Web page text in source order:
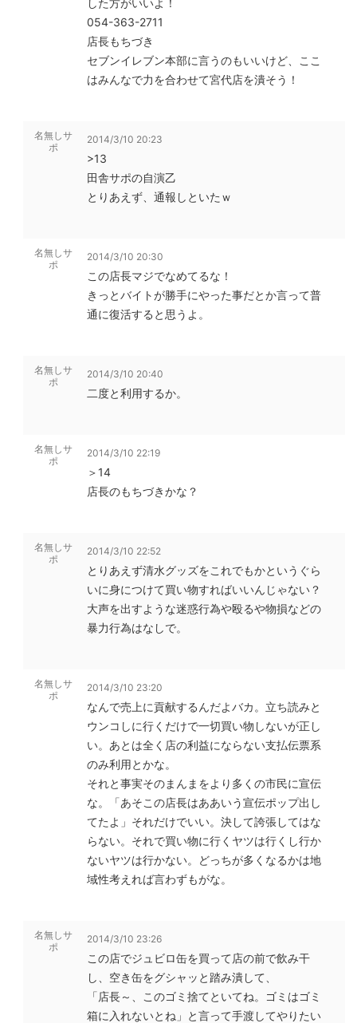
した方がいいよ！
054-363-2711
店長もちづき
セブンイレブン本部に言うのもいいけど、ここ
はみんなで力を合わせて宮代店を潰そう！
名無しサ
ポ
2014/3/10 20:23
>13
田舎サポの自演乙
とりあえず、通報しといたｗ
名無しサ
ポ
2014/3/10 20:30
この店長マジでなめてるな！
きっとバイトが勝手にやった事だとか言って普
通に復活すると思うよ。
名無しサ
ポ
2014/3/10 20:40
二度と利用するか。
名無しサ
ポ
2014/3/10 22:19
＞14
店長のもちづきかな？
名無しサ
ポ
2014/3/10 22:52
とりあえず清水グッズをこれでもかというぐら
いに身につけて買い物すればいいんじゃない？
大声を出すような迷惑行為や殴るや物損などの
暴力行為はなしで。
名無しサ
ポ
2014/3/10 23:20
なんで売上に貢献するんだよバカ。立ち読みと
ウンコしに行くだけで一切買い物しないが正し
い。あとは全く店の利益にならない支払伝票系
のみ利用とかな。
それと事実そのまんまをより多くの市民に宣伝
な。「あそこの店長はああいう宣伝ポップ出し
てたよ」それだけでいい。決して誇張してはな
らない。それで買い物に行くヤツは行くし行か
ないヤツは行かない。どっちが多くなるかは地
域性考えれば言わずもがな。
名無しサ
ポ
2014/3/10 23:26
この店でジュビロ缶を買って店の前で飲み干
し、空き缶をグシャッと踏み潰して、
「店長～、このゴミ捨てといてね。ゴミはゴミ
箱に入れないとね」と言って手渡してやりたい